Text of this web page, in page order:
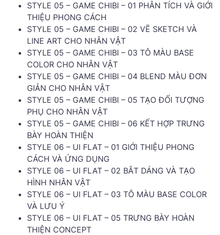
STYLE 05 – GAME CHIBI – 01 PHÂN TÍCH VÀ GIỚI
THIỆU PHONG CÁCH
STYLE 05 – GAME CHIBI – 02 VẼ SKETCH VÀ
LINE ART CHO NHÂN VẬT
STYLE 05 – GAME CHIBI – 03 TÔ MÀU BASE
COLOR CHO NHÂN VẬT
STYLE 05 – GAME CHIBI – 04 BLEND MÀU ĐƠN
GIẢN CHO NHÂN VẬT
STYLE 05 – GAME CHIBI – 05 TẠO ĐỐI TƯỢNG
PHỤ CHO NHÂN VẬT
STYLE 05 – GAME CHIBI – 06 KẾT HỢP TRƯNG
BÀY HOÀN THIỆN
STYLE 06 – UI FLAT – 01 GIỚI THIỆU PHONG
CÁCH VÀ ỨNG DỤNG
STYLE 06 – UI FLAT – 02 BẮT DÁNG VÀ TẠO
HÌNH NHÂN VẬT
STYLE 06 – UI FLAT – 03 TÔ MÀU BASE COLOR
VÀ LƯU Ý
STYLE 06 – UI FLAT – 05 TRƯNG BÀY HOÀN
THIỆN CONCEPT